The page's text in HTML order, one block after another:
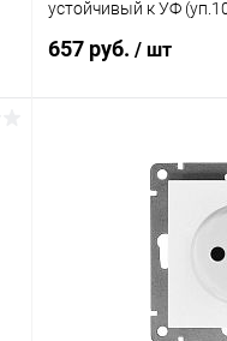
устойчивый к УФ
657 руб. / шт
Купить в 1 клик
В избранное